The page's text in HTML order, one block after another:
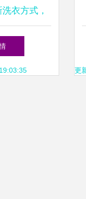
衣方式，
开始
更